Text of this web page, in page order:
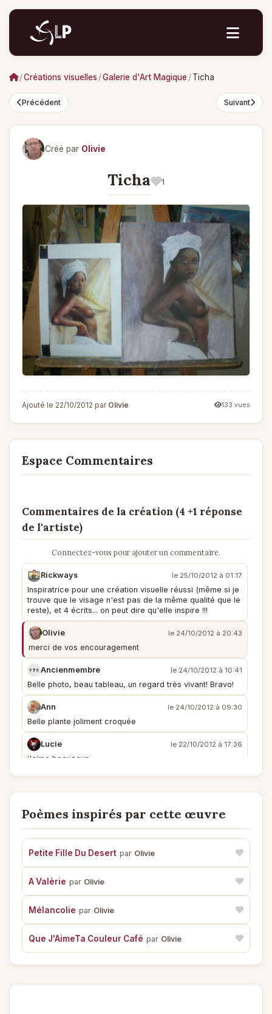
/Créations visuelles /Galerie d'Art Magique/Ticha
Précédent Suivant
Créé par Olivie
Ticha 1
Ajouté le 22/10/2012 par Olivie 133 vues
Espace Commentaires
Commentaires de la création (4 +1 réponse
de l'artiste)
Connectez-vous pour ajouter un commentaire.
Rickways le 25/10/2012 à 01:17
Inspiratrice pour une création visuelle réussi (même si je
trouve que le visage n'est pas de la même qualité que le
reste), et 4 écrits... on peut dire qu'elle inspire !!!
Olivie le 24/10/2012 à 20:43
merci de vos encouragement
Ancienmembre le 24/10/2012 à 10:41
Belle photo, beau tableau, un regard très vivant! Bravo!
Ann le 24/10/2012 à 09:30
Belle plante joliment croquée
Lucie le 22/10/2012 à 17:36
j'aime beaucoup
Poèmes inspirés par cette œuvre
Petite Fille Du Desert par Olivie
A Valèrie par Olivie
Mélancolie par Olivie
Que J'AimeTa Couleur Café par Olivie